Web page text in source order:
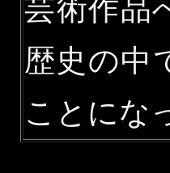
芸術作品
歴史の中
ことにな